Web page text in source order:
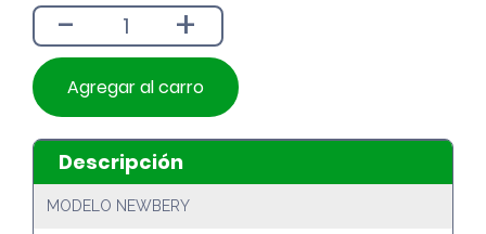
$22.990.
$20.690.
- +
Agregar al carro
Descripción
MODELO NEWBERY